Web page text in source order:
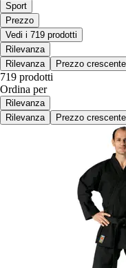
Sport
Prezzo
Vedi i 719 prodotti
Rilevanza
Rilevanza
Prezzo crescente
719 prodotti
Ordina per
Rilevanza
Rilevanza
Prezzo crescente